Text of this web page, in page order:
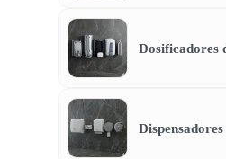
Dosificadores